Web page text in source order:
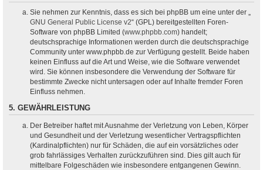
Sie nehmen zur Kenntnis, dass es sich bei phpBB um eine unter der „
GNU General Public License v2“ (GPL) bereitgestellten Foren-
Software von phpBB Limited (www.phpbb.com) handelt;
deutschsprachige Informationen werden durch die deutschsprachige
Community unter www.phpbb.de zur Verfügung gestellt. Beide haben
keinen Einfluss auf die Art und Weise, wie die Software verwendet
wird. Sie können insbesondere die Verwendung der Software für
bestimmte Zwecke nicht untersagen oder auf Inhalte fremder Foren
Einfluss nehmen.
5. GEWÄHRLEISTUNG
Der Betreiber haftet mit Ausnahme der Verletzung von Leben, Körper
und Gesundheit und der Verletzung wesentlicher Vertragspflichten
(Kardinalpflichten) nur für Schäden, die auf ein vorsätzliches oder
grob fahrlässiges Verhalten zurückzuführen sind. Dies gilt auch für
mittelbare Folgeschäden wie insbesondere entgangenen Gewinn.